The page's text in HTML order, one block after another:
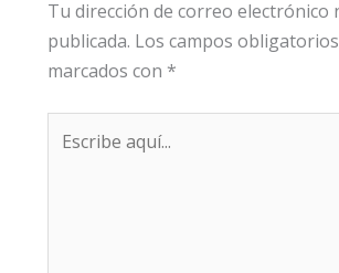
Tu dirección de correo electrónico
publicada. Los campos
marcados con *
aquí...